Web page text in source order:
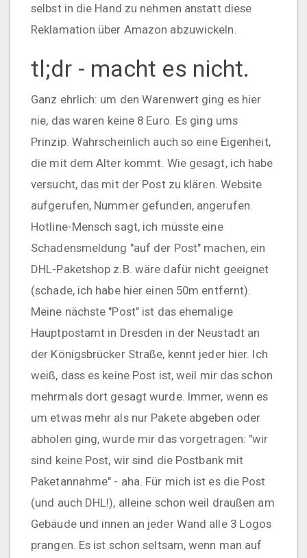
selbst in die Hand zu nehmen anstatt diese
Reklamation über Amazon abzuwickeln.
tl;dr - macht es nicht.
Ganz ehrlich: um den Warenwert ging es hier
nie, das waren keine 8 Euro. Es ging ums
Prinzip. Wahrscheinlich auch so eine Eigenheit,
die mit dem Alter kommt. Wie gesagt, ich habe
versucht, das mit der Post zu klären. Website
aufgerufen, Nummer gefunden, angerufen.
Hotline-Mensch sagt, ich müsste eine
Schadensmeldung "auf der Post" machen, ein
DHL-Paketshop z.B. wäre dafür nicht geeignet
(schade, ich habe hier einen 50m entfernt).
Meine nächste "Post" ist das ehemalige
Hauptpostamt in Dresden in der Neustadt an
der Königsbrücker Straße, kennt jeder hier. Ich
weiß, dass es keine Post ist, weil mir das schon
mehrmals dort gesagt wurde. Immer, wenn es
um etwas mehr als nur Pakete abgeben oder
abholen ging, wurde mir das vorgetragen: "wir
sind keine Post, wir sind die Postbank mit
Paketannahme" - aha. Für mich ist es die Post
(und auch DHL!), alleine schon weil draußen am
Gebäude und innen an jeder Wand alle 3 Logos
prangen. Es ist schon seltsam, wenn man auf